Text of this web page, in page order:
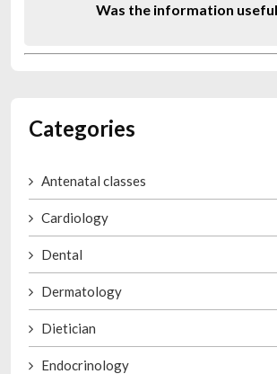
Was the information
Categories
Antenatal classes
Cardiology
Dental
Dermatology
Dietician
Endocrinology